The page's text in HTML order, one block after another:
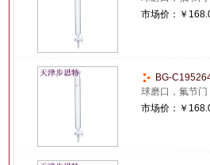
市场价： ￥
BG-
球磨口，氟节
市场价： ￥